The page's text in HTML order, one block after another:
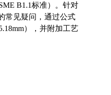
B1.1标准）。针对
常见疑问，通过公式
），并附加工艺